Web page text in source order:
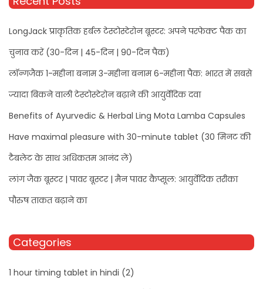
LongJack प्राकृतिक हर्बल टेस्टोस्टेरोन बूस्टर: अपने परफेक्ट पैक का
चुनाव करें (30-दिन | 45-दिन | 90-दिन पैक)
लॉन्गजैक 1-महीना बनाम 3-महीना बनाम 6-महीना पैक: भारत में सबसे
ज्यादा बिकने वाली टेस्टोस्टेरोन बढ़ाने की आयुर्वेदिक दवा
Benefits of Ayurvedic & Herbal Ling Mota Lamba Capsules
Have maximal pleasure with 30-minute tablet (30 मिनट की
टैबलेट के साथ अधिकतम आनंद लें)
लांग जैक बूस्टर | पावर बूस्टर | मैन पावर कैप्सूल: आयुर्वेदिक तरीका
पौरुष ताकत बढ़ाने का
Categories
1 hour timing tablet in hindi (2)